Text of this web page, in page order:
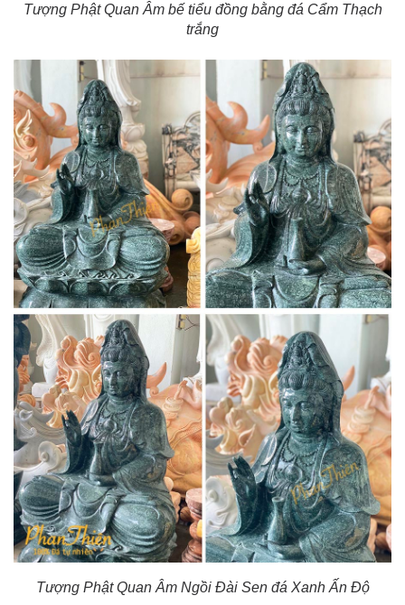
Tượng Phật Quan Âm bế tiểu đồng bằng đá Cẩm Thạch
trắng
Tượng Phật Quan Âm Ngồi Đài Sen đá Xanh Ấn Độ